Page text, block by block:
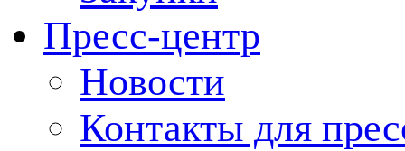
Пресс-центр
Новости
Контакты для